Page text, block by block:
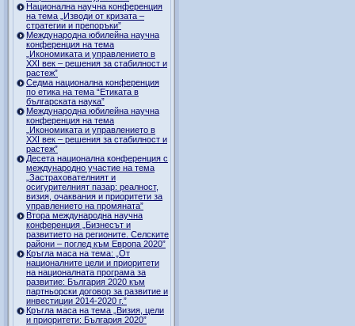
Национална научна конференция
на тема „Изводи от кризата –
стратегии и препоръки”
Международна юбилейна научна
конференция на тема
„Икономиката и управлението в
ХХI век – решения за стабилност и
растеж”
Седма национална конференция
по етика на тема “Етиката в
българската наука”
Международна юбилейна научна
конференция на тема
„Икономиката и управлението в
ХХI век – решения за стабилност и
растеж”
Десета национална конференция с
международно участие на тема
„Застрахователният и
осигурителният пазар: реалност,
визия, очаквания и приоритети за
управлението на промяната”
Втора международна научна
конференция „Бизнесът и
развитието на регионите. Селските
райони – поглед към Европа 2020”
Кръгла маса на тема: „От
националните цели и приоритети
на националната програма за
развитие: България 2020 към
партньорски договор за развитие и
инвестиции 2014-2020 г.”
Кръгла маса на тема „Визия, цели
и приоритети: България 2020”